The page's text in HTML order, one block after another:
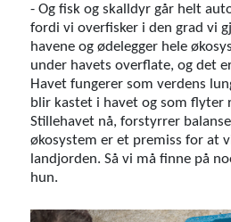
- Og fisk og skalldyr går helt
fordi vi overfisker i den grad vi
havene og ødelegger hele
under havets overflate, og det
Havet fungerer som verdens
blir kastet i havet og som flyter
Stillehavet nå, forstyrrer
økosystem er et premiss for at
landjorden. Så vi må finne på
hun.